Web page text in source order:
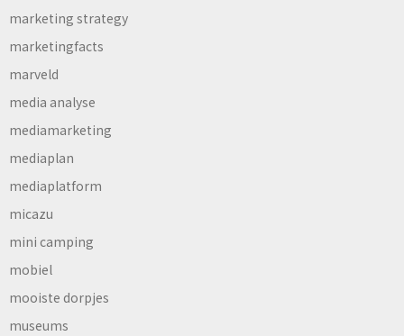
marketing strategy
marketingfacts
marveld
media analyse
mediamarketing
mediaplan
mediaplatform
micazu
mini camping
mobiel
mooiste dorpjes
museums